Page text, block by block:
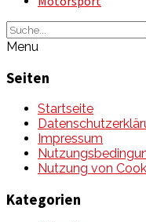
Menu
Seiten
Startseite
Impressum
Nutzung von
Kategorien